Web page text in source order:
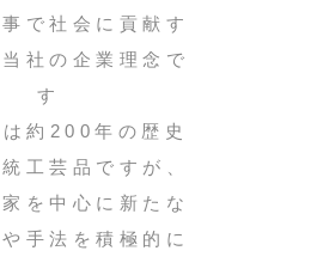
で社会に貢献す
社の企業理念で
す
約200年の歴史
工芸品ですが、
を中心に新たな
手法を積極的に